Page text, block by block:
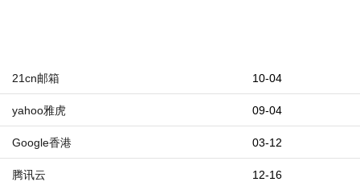
10-04
21cn邮箱
09-04
yahoo雅虎
03-12
Google香港
12-16
腾讯云